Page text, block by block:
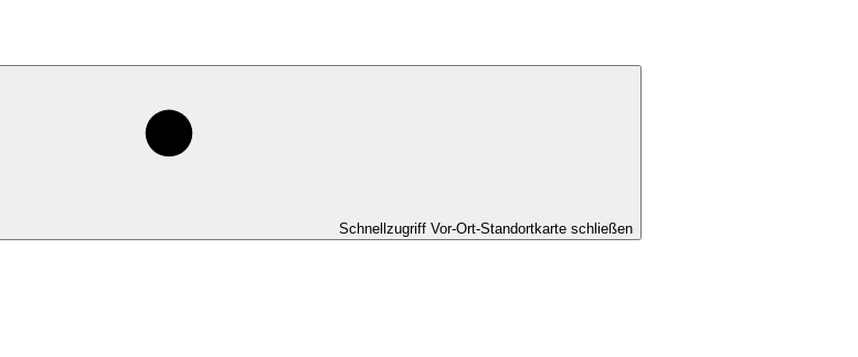
Schnellzugriff Vor-Ort-Standortkarte schließen